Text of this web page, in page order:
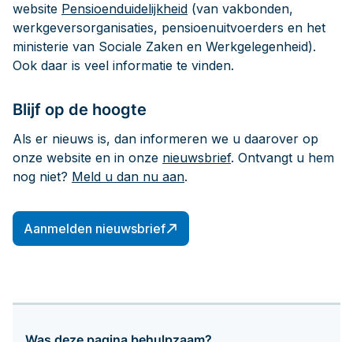
website Pensioenduidelijkheid (van vakbonden,
werkgeversorganisaties, pensioenuitvoerders en het
ministerie van Sociale Zaken en Werkgelegenheid).
Ook daar is veel informatie te vinden.
Blijf op de hoogte
Als er nieuws is, dan informeren we u daarover op
onze website en in onze nieuwsbrief. Ontvangt u hem
nog niet? Meld u dan nu aan.
Aanmelden nieuwsbrief